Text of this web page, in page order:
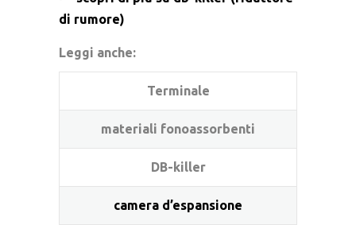
di rumore)
Leggi anche:
Terminale
materiali fonoassorbenti
DB-killer
camera d’espansione